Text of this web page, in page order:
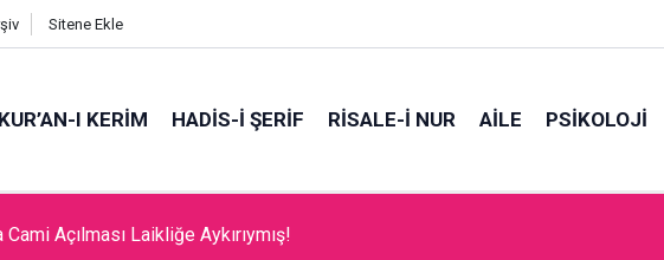
Sitene Ekle
KUR’AN-I KERİM HADİS-İ ŞERİF RİSALE-İ NUR AİLE PSİKOLOJİ
Açılması Laikliğe Aykırıymış!